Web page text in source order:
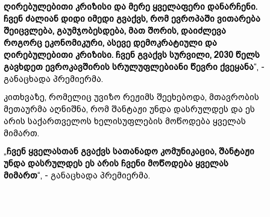
ღირებულებითი კრიზისი და მერე ყველაფერი დანარჩენი.
ჩვენ ძალიან დიდი იმედი გვაქვს, რომ ევროპაში ვითარება
შეიცვლება, გაუმჯობესდება, მათ შორის, დაიძლევა
როგორც ეკონომიკური, ასევე დემოკრატიული და
ღირებულებითი კრიზისი. ჩვენ გვაქვს სურვილი, 2030 წელს
გავხდეთ ევროკავშირის სრულუფლებიანი წევრი ქვეყანა“, -
განაცხადა პრემიერმა.
კითხვაზე, რომელიც უვიზო რეჟიმს შეეხებოდა, მთავრობის
მეთაურმა აღნიშნა, რომ შანტაჟი უნდა დასრულდეს და ეს
არის საქართველოს ხელისუფლების მოწოდება ყველას
მიმართ.
„ჩვენ ყველასთან გვაქვს სათანადო კომუნიკაცია, შანტაჟი
უნდა დასრულდეს ეს არის ჩვენი მოწოდება ყველას
მიმართ“, - განაცხადა პრემიერმა.